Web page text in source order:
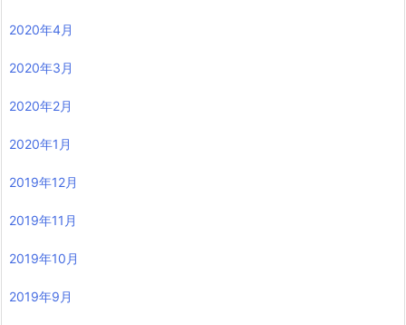
2020年4月
2020年3月
2020年2月
2020年1月
2019年12月
2019年11月
2019年10月
2019年9月